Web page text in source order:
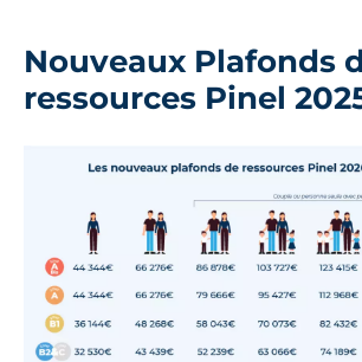
Nouveaux Plafonds
ressources Pinel